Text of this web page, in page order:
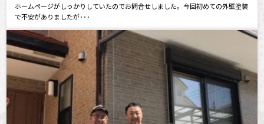
ホームページがしっかりしていたのでお問合せしました。今回初めての外壁塗装
で不安がありましたが･･･